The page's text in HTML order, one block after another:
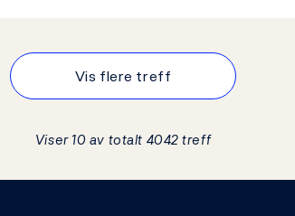
Vis flere treff
Viser 10 av totalt 4042 treff